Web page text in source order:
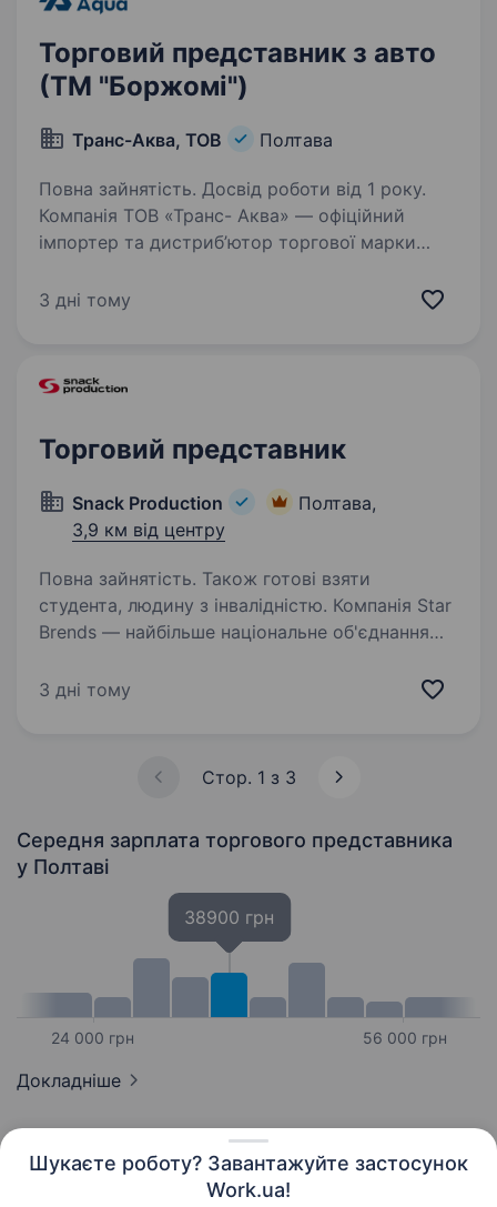
Шукаєте роботу? Завантажуйте застосунок
Work.ua!
Торговий представник з авто
(ТМ "Боржомі")
Транс-Аква, ТОВ Полтава
Повна зайнятість. Досвід роботи від 1 року.
Компанія ТОВ «Транс- Аква» — офіційний
імпортер та дистриб’ютор торгової марки
Торгового представника. Основні обов’язки:
3 дні тому
Торговий представник
Snack Production
Полтава,
3,9 км від центру
Повна зайнятість. Також готові взяти
студента, людину з інвалідністю. Компанія Star
Brends — найбільше національне об'єднання
(ТМ La Pasta, Хуторок, KITTO, Bob Snayl, Zeffir),
3 дні тому
Стор. 1 з 3
Середня зарплата торгового представника
у Полтаві
24 000 грн
38900 грн
56 000 грн
Докладніше